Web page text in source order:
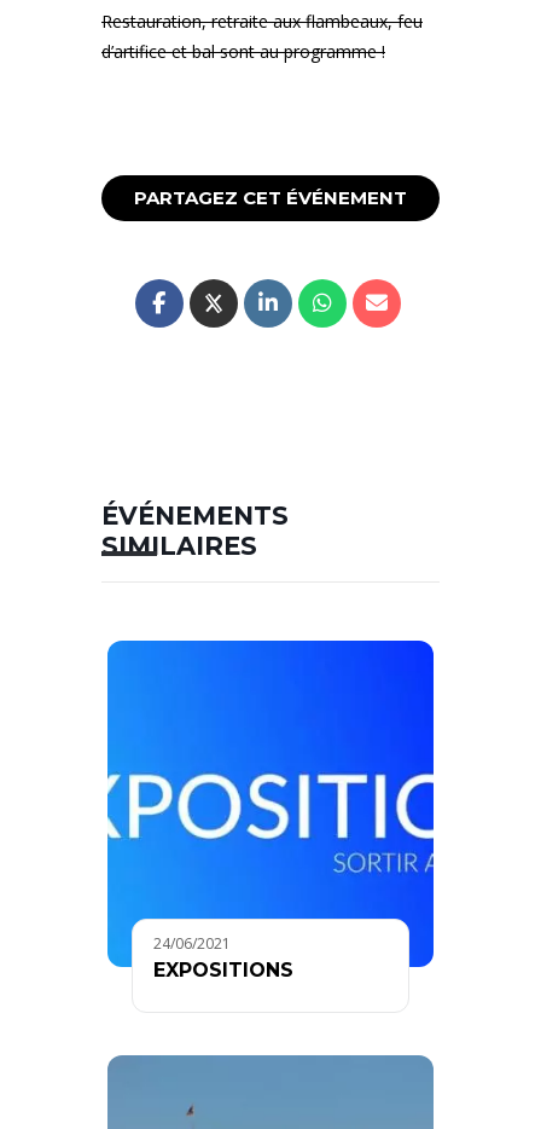
Restauration, retraite aux flambeaux, feu
d’artifice et bal sont au programme !
PARTAGEZ CET ÉVÉNEMENT
ÉVÉNEMENTS
SIMILAIRES
24/06/2021
EXPOSITIONS